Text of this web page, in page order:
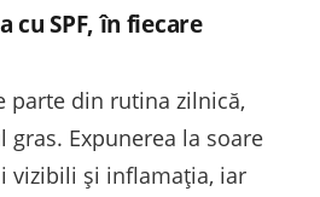
cu SPF, în fiecare
parte din rutina zilnică,
Expunerea la soare
vizibili și inflamația, iar